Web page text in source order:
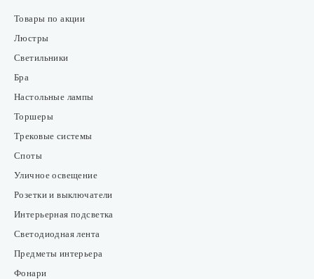
Товары по акции
Люстры
Светильники
Бра
Настольные лампы
Торшеры
Трековые системы
Споты
Уличное освещение
Розетки и выключатели
Интерьерная подсветка
Светодиодная лента
Предметы интерьера
Фонари